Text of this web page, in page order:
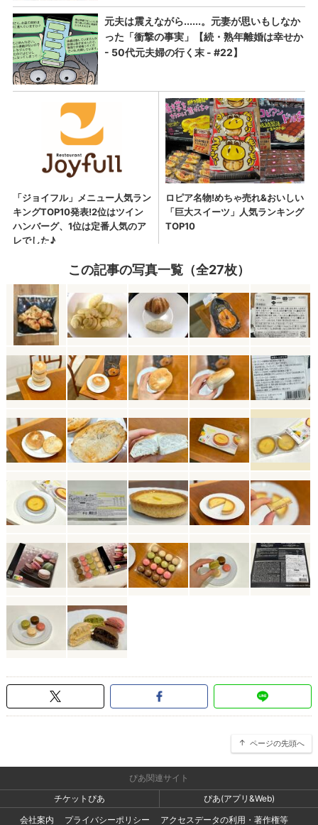
この記事の写真一覧（全27枚）
ページの先頭へ
ぴあ関連サイト
チケットぴあ
ぴあ(アプリ&Web)
会社案内
プライバシーポリシー アクセスデータの利用・著作権等